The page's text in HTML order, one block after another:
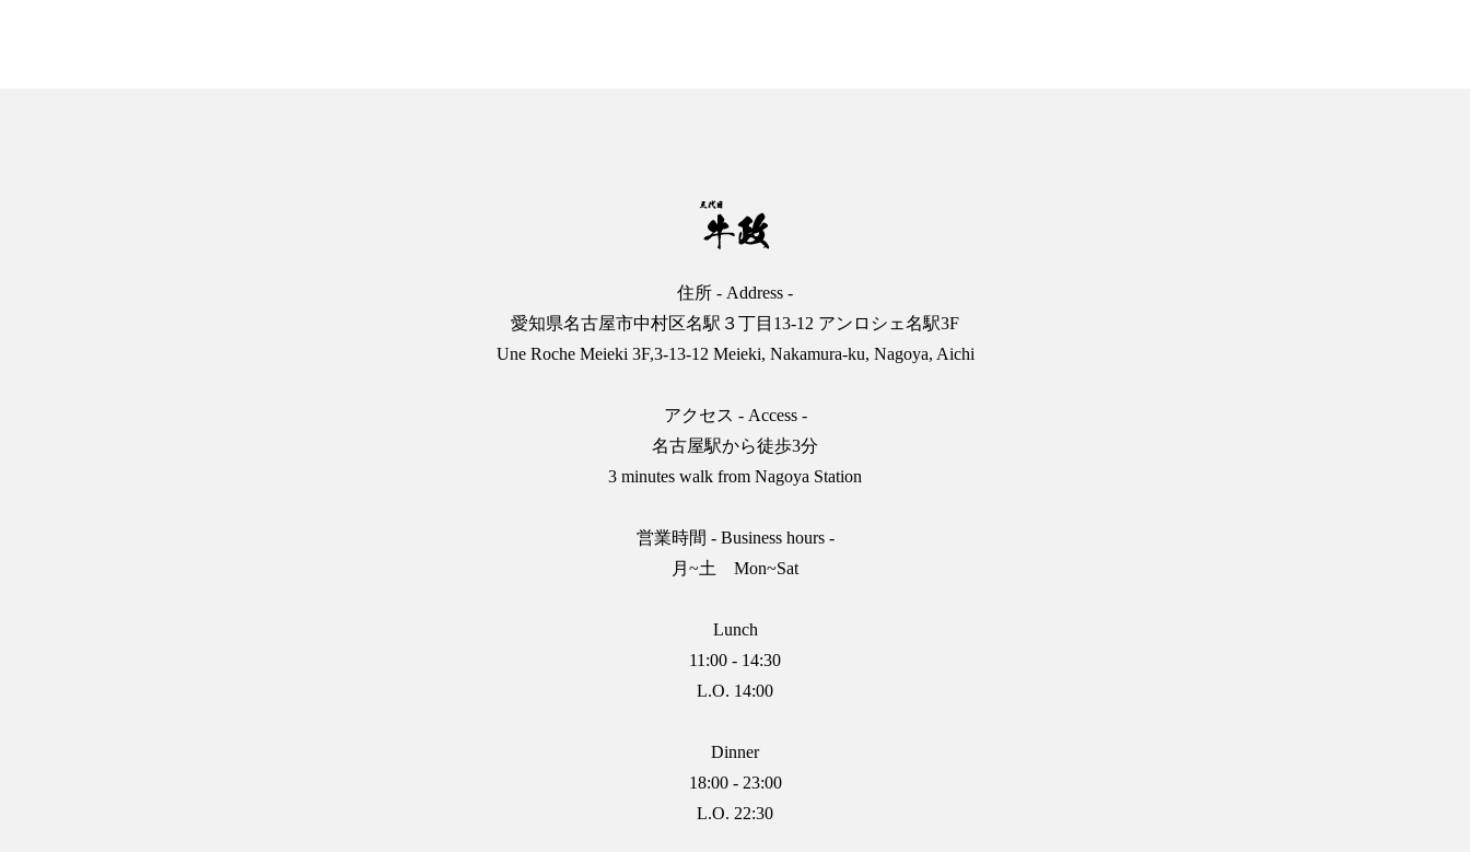
住所 - Address -
愛知県名古屋市中村区名駅３丁目13-12 アンロシェ名駅3F
Une Roche Meieki 3F,3-13-12 Meieki, Nakamura-ku, Nagoya, Aichi
アクセス - Access -
名古屋駅から徒歩3分
3 minutes walk from Nagoya Station
営業時間 - Business hours -
月~土 Mon~Sat
Lunch
11:00 - 14:30
L.O. 14:00
Dinner
18:00 - 23:00
L.O. 22:30